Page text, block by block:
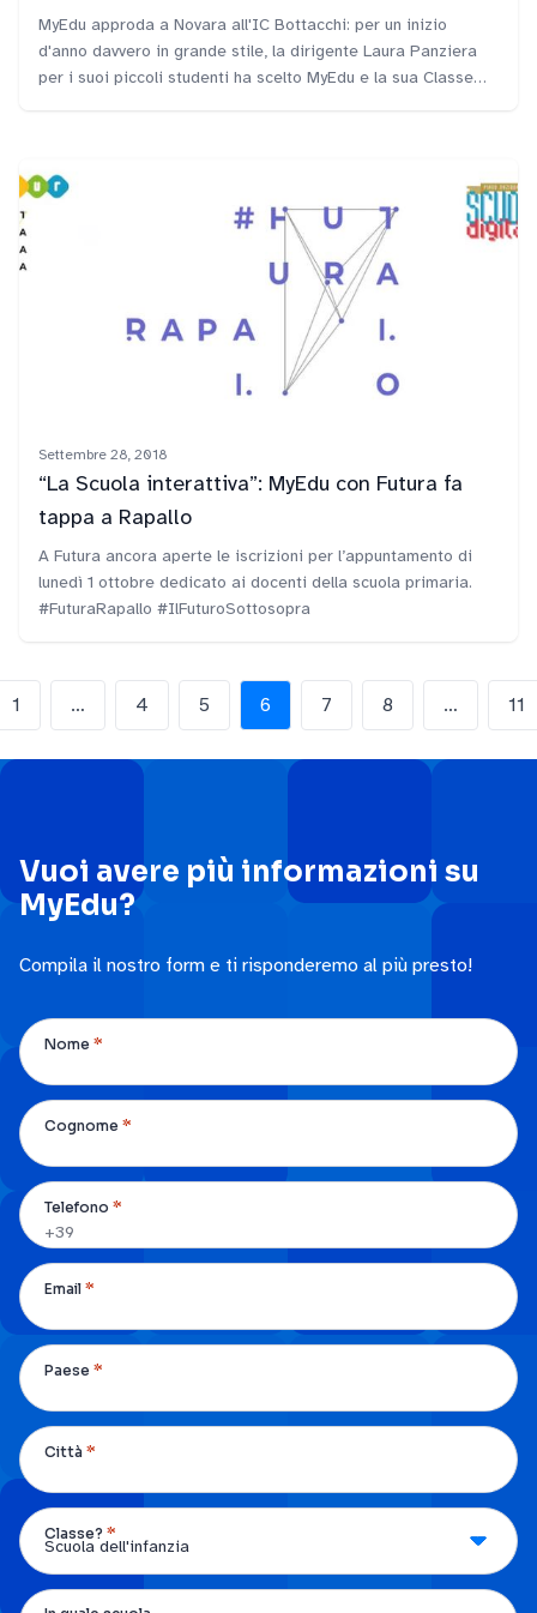
MyEdu approda a Novara all'IC Bottacchi: per un inizio
d'anno davvero in grande stile, la dirigente Laura Panziera
per i suoi piccoli studenti ha scelto MyEdu e la sua Classe
Settembre 28, 2018
“La Scuola interattiva”: MyEdu con Futura fa
tappa a Rapallo
A Futura ancora aperte le iscrizioni per l’appuntamento di
lunedì 1 ottobre dedicato ai docenti della scuola primaria.
#FuturaRapallo #IlFuturoSottosopra
1 … 4 5 6 7 8 … 11
Vuoi avere più informazioni su
MyEdu?
Compila il nostro form e ti risponderemo al più presto!
Nome *
Cognome *
Telefono *
Email *
Paese *
Città *
Classe? *